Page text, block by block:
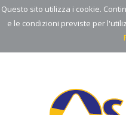
Questo sito utilizza i cookie.
e le condizioni previste per